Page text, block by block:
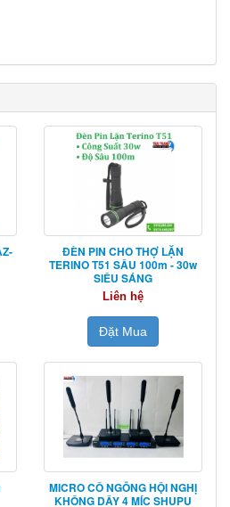
ĐÈN PIN CHO THỢ LẶN
TERINO T51 SÂU 100m - 30w
SIÊU SÁNG
Liên hệ
Đặt Mua
MICRO CỔ NGỖNG HỘI NGHỊ
KHÔNG DÂY 4 MÍC SHUPU